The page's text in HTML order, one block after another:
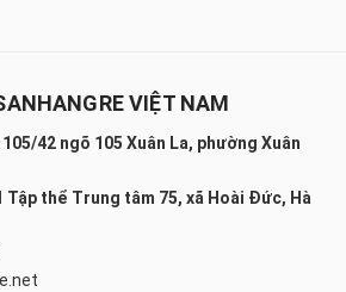
VIỆT NAM
42 ngõ 105 Xuân La, phường Xuân
Tập thể Trung tâm 75, xã Hoài Đức, Hà